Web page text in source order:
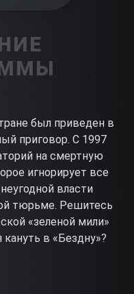
был приведен в
приговор. С 1997
на смертную
игнорирует все
власти
тюрьме. Решитесь
«зеленой мили»
в «Бездну»?